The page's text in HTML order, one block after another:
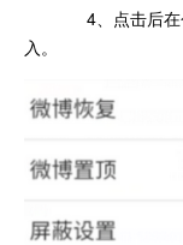
4、点击后在
入。